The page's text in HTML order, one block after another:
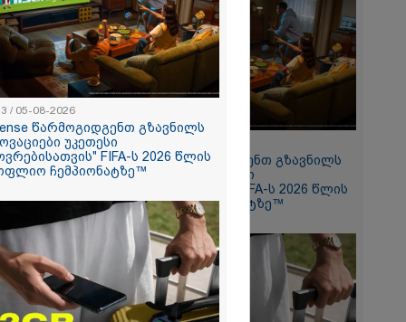
-
სამშობლოს
გვარამია
ირაკლი
Hisense წარმოგიდგენთ გზავნილს
"ინოვაციები უკეთესი
ცხოვრებისათვის" FIFA-ს 2026 წლის
მსოფლიო ჩემპიონატზე™
/ 05-08-2026
წარმოგიდგენთ გზავნილს
უკეთესი
FIFA-ს 2026 წლის
ჩემპიონატზე™